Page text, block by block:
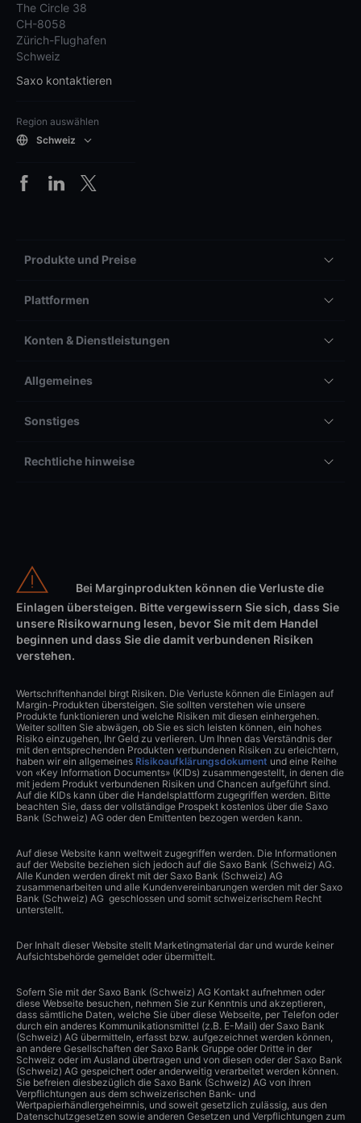
The Circle 38
CH-8058
Zürich-Flughafen
Schweiz
Saxo kontaktieren
Region auswählen
Schweiz
Produkte und Preise
Plattformen
Konten & Dienstleistungen
Allgemeines
Sonstiges
Rechtliche hinweise
Bei Marginprodukten können die Verluste die
Einlagen übersteigen. Bitte vergewissern Sie sich, dass Sie
unsere Risikowarnung lesen, bevor Sie mit dem Handel
beginnen und dass Sie die damit verbundenen Risiken
verstehen.
Wertschriftenhandel birgt Risiken. Die Verluste können die Einlagen auf
Margin-Produkten übersteigen. Sie sollten verstehen wie unsere
Produkte funktionieren und welche Risiken mit diesen einhergehen.
Weiter sollten Sie abwägen, ob Sie es sich leisten können, ein hohes
Risiko einzugehen, Ihr Geld zu verlieren. Um Ihnen das Verständnis der
mit den entsprechenden Produkten verbundenen Risiken zu erleichtern,
haben wir ein allgemeines Risikoaufklärungsdokument und eine Reihe
von «Key Information Documents» (KIDs) zusammengestellt, in denen die
mit jedem Produkt verbundenen Risiken und Chancen aufgeführt sind.
Auf die KIDs kann über die Handelsplattform zugegriffen werden. Bitte
beachten Sie, dass der vollständige Prospekt kostenlos über die Saxo
Bank (Schweiz) AG oder den Emittenten bezogen werden kann.
Auf diese Website kann weltweit zugegriffen werden. Die Informationen
auf der Website beziehen sich jedoch auf die Saxo Bank (Schweiz) AG.
Alle Kunden werden direkt mit der Saxo Bank (Schweiz) AG
zusammenarbeiten und alle Kundenvereinbarungen werden mit der Saxo
Bank (Schweiz) AG geschlossen und somit schweizerischem Recht
unterstellt.
Der Inhalt dieser Website stellt Marketingmaterial dar und wurde keiner
Aufsichtsbehörde gemeldet oder übermittelt.
Sofern Sie mit der Saxo Bank (Schweiz) AG Kontakt aufnehmen oder
diese Webseite besuchen, nehmen Sie zur Kenntnis und akzeptieren,
dass sämtliche Daten, welche Sie über diese Webseite, per Telefon oder
durch ein anderes Kommunikationsmittel (z.B. E-Mail) der Saxo Bank
(Schweiz) AG übermitteln, erfasst bzw. aufgezeichnet werden können,
an andere Gesellschaften der Saxo Bank Gruppe oder Dritte in der
Schweiz oder im Ausland übertragen und von diesen oder der Saxo Bank
(Schweiz) AG gespeichert oder anderweitig verarbeitet werden können.
Sie befreien diesbezüglich die Saxo Bank (Schweiz) AG von ihren
Verpflichtungen aus dem schweizerischen Bank- und
Wertpapierhändlergeheimnis, und soweit gesetzlich zulässig, aus den
Datenschutzgesetzen sowie anderen Gesetzen und Verpflichtungen zum